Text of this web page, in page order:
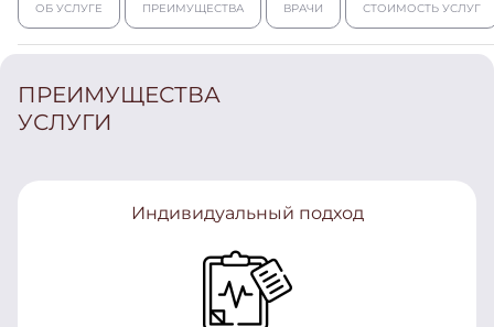
ОБ УСЛУГЕ ПРЕИМУЩЕСТВА ВРАЧИ СТОИМОСТЬ УСЛУГ
ПРЕИМУЩЕСТВА
УСЛУГИ
Индивидуальный подход